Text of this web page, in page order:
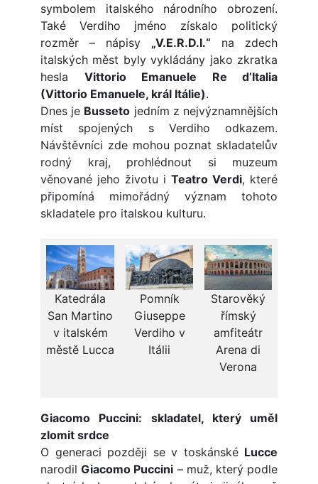
symbolem italského národního obrození.
Také Verdiho jméno získalo politický
rozměr – nápisy „V.E.R.D.I.“ na zdech
italských měst byly vykládány jako zkratka
hesla Vittorio Emanuele Re d’Italia
(Vittorio Emanuele, král Itálie).
Dnes je Busseto jedním z nejvýznamnějších
míst spojených s Verdiho odkazem.
Návštěvníci zde mohou poznat skladatelův
rodný kraj, prohlédnout si muzeum
věnované jeho životu i Teatro Verdi, které
připomíná mimořádný význam tohoto
skladatele pro italskou kulturu.
Katedrála
San Martino
v italském
městě Lucca
Pomník
Giuseppe
Verdiho v
Itálii
Starověký
římský
amfiteátr
Arena di
Verona
Giacomo Puccini: skladatel, který uměl
zlomit srdce
O generaci později se v toskánské Lucce
narodilGiacomo Puccini – muž, který podle